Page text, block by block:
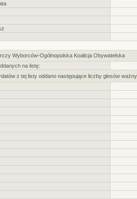
Wyborców-Ogólnopolska Koalicja Obywatelska
na listę:
z tej listy oddano następujące liczby głosów